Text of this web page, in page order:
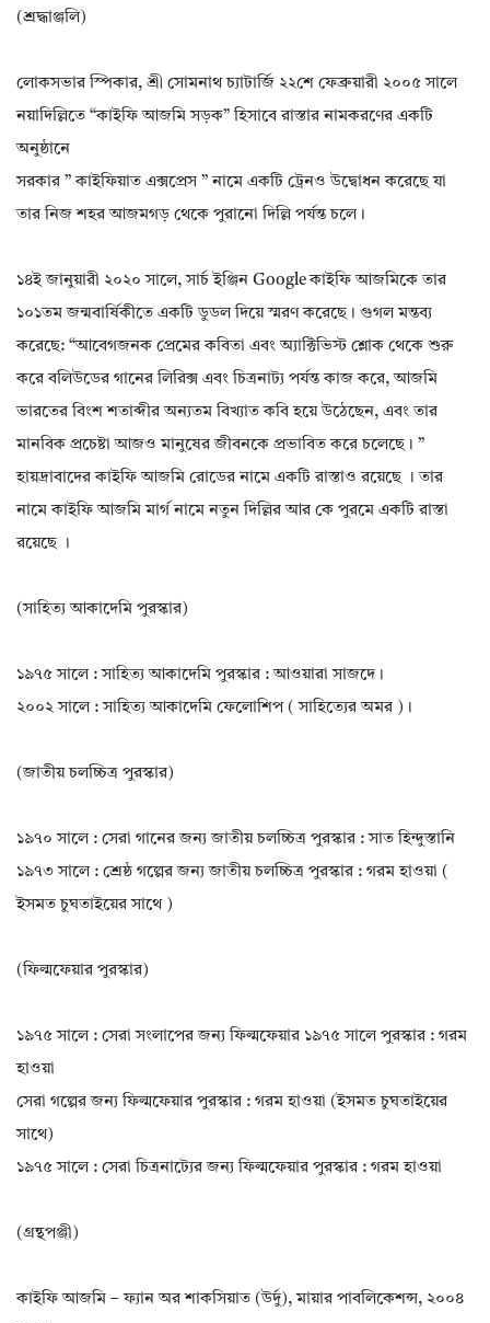
(শ্রদ্ধাঞ্জলি)
লোকসভার স্পিকার, শ্রী সোমনাথ চ্যাটার্জি ২২শে ফেব্রুয়ারী ২০০৫ সালে
নয়াদিল্লিতে “কাইফি আজমি সড়ক” হিসাবে রাস্তার নামকরণের একটি
অনুষ্ঠানে
সরকার ” কাইফিয়াত এক্সপ্রেস ” নামে একটি ট্রেনও উদ্বোধন করেছে যা
তার নিজ শহর আজমগড় থেকে পুরানো দিল্লি পর্যন্ত চলে।
১৪ই জানুয়ারী ২০২০ সালে, সার্চ ইঞ্জিন Google কাইফি আজমিকে তার
১০১তম জন্মবার্ষিকীতে একটি ডুডল দিয়ে স্মরণ করেছে। গুগল মন্তব্য
করেছে: “আবেগজনক প্রেমের কবিতা এবং অ্যাক্টিভিস্ট শ্লোক থেকে শুরু
করে বলিউডের গানের লিরিক্স এবং চিত্রনাট্য পর্যন্ত কাজ করে, আজমি
ভারতের বিংশ শতাব্দীর অন্যতম বিখ্যাত কবি হয়ে উঠেছেন, এবং তার
মানবিক প্রচেষ্টা আজও মানুষের জীবনকে প্রভাবিত করে চলেছে। ”
হায়দ্রাবাদের কাইফি আজমি রোডের নামে একটি রাস্তাও রয়েছে । তার
নামে কাইফি আজমি মার্গ নামে নতুন দিল্লির আর কে পুরমে একটি রাস্তা
রয়েছে ।
(সাহিত্য আকাদেমি পুরস্কার)
১৯৭৫ সালে : সাহিত্য আকাদেমি পুরস্কার : আওয়ারা সাজদে।
২০০২ সালে : সাহিত্য আকাদেমি ফেলোশিপ ( সাহিত্যের অমর )।
(জাতীয় চলচ্চিত্র পুরস্কার)
১৯৭০ সালে : সেরা গানের জন্য জাতীয় চলচ্চিত্র পুরস্কার : সাত হিন্দুস্তানি
১৯৭৩ সালে : শ্রেষ্ঠ গল্পের জন্য জাতীয় চলচ্চিত্র পুরস্কার : গরম হাওয়া (
ইসমত চুঘতাইয়ের সাথে )
(ফিল্মফেয়ার পুরস্কার)
১৯৭৫ সালে : সেরা সংলাপের জন্য ফিল্মফেয়ার ১৯৭৫ সালে পুরস্কার : গরম
হাওয়া
সেরা গল্পের জন্য ফিল্মফেয়ার পুরস্কার : গরম হাওয়া (ইসমত চুঘতাইয়ের
সাথে)
১৯৭৫ সালে : সেরা চিত্রনাট্যের জন্য ফিল্মফেয়ার পুরস্কার : গরম হাওয়া
(গ্রন্থপঞ্জী)
কাইফি আজমি – ফ্যান অর শাকসিয়াত (উর্দু), মায়ার পাবলিকেশন্স, ২০০৪